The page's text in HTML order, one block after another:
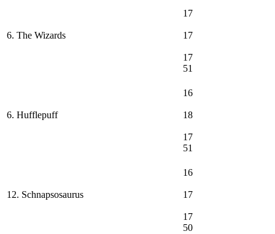
6. The Wizards
17
17
17
51
6. Hufflepuff
16
18
17
51
12. Schnapsosaurus
16
17
17
50